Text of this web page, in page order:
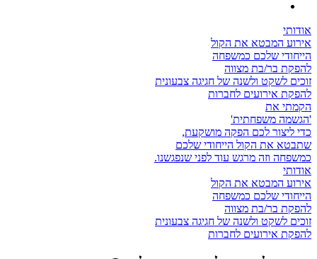
אודותי
אירוע המבטא את הקול
הייחודי שלכם כמשפחה
להפקת בר/בת מצווה
זוכים לשקט ולשנה של חגיגה צבעונית
להפקת אירועים לחברות
הקמתי את
'הגשמה משפחתית'
כדי ליצור לכם הפקה מושקעת,
שתבטא את הקול הייחודי שלכם
כמשפחה וזה מרגש עוד לפני שנפגשנו.
אודותי
אירוע המבטא את הקול
הייחודי שלכם כמשפחה
להפקת בר/בת מצווה
זוכים לשקט ולשנה של חגיגה צבעונית
להפקת אירועים לחברות